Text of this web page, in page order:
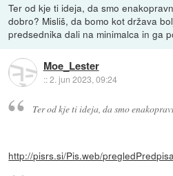
Ter od kje ti ideja, da smo
dobro? Misliš, da bomo kot država
predsednika dali na minimalca in ga
Moe_Lester
::2. jun 2023, 09:24
Ter od kje ti ideja, da smo
http://pisrs.si/Pis.web/